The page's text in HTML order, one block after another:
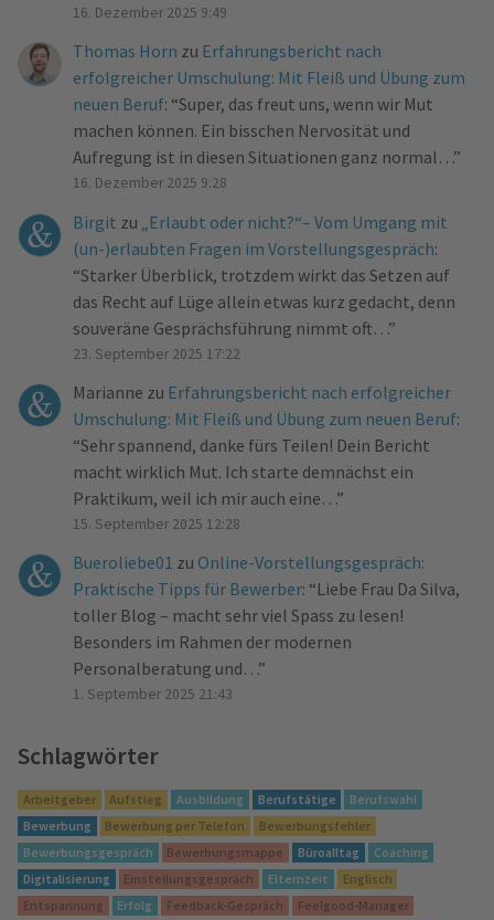
16. Dezember 2025 9:49
Thomas Horn zu Erfahrungsbericht nach
erfolgreicher Umschulung: Mit Fleiß und Übung zum
neuen Beruf: “Super, das freut uns, wenn wir Mut
machen können. Ein bisschen Nervosität und
Aufregung ist in diesen Situationen ganz normal… ”
16. Dezember 2025 9:28
Birgit zu
„Erlaubt oder nicht?“– Vom Umgang mit
(un-)erlaubten Fragen im Vorstellungsgespräch:
“Starker Überblick, trotzdem wirkt das Setzen auf
das Recht auf Lüge allein etwas kurz gedacht, denn
souveräne Gesprächsführung nimmt oft… ”
23. September 2025 17:22
Marianne zu Erfahrungsbericht nach erfolgreicher
Umschulung: Mit Fleiß und Übung zum neuen Beruf:
“Sehr spannend, danke fürs Teilen! Dein Bericht
macht wirklich Mut. Ich starte demnächst ein
Praktikum, weil ich mir auch eine… ”
15. September 2025 12:28
Bueroliebe01 zu Online-Vorstellungsgespräch:
Praktische Tipps für Bewerber: “Liebe Frau Da Silva,
toller Blog – macht sehr viel Spass zu lesen!
Besonders im Rahmen der modernen
Personalberatung und… ”
1. September 2025 21:43
Schlagwörter
Arbeitgeber Aufstieg Ausbildung Berufstätige
Berufswahl
Bewerbung
Bewerbung per Telefon
Bewerbungsfehler
Bewerbungsgespräch
Bewerbungsmappe Büroalltag
Coaching
Digitalisierung
Einstellungsgespräch Elternzeit
Englisch
Entspannung
Erfolg Feedback-Gespräch
Feelgood-Manager